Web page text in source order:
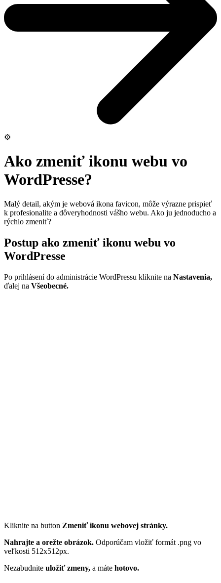
⚙️
Ako zmeniť ikonu webu vo
WordPresse?
Malý detail, akým je webová ikona favicon, môže výrazne prispieť
k profesionalite a dôveryhodnosti vášho webu. Ako ju jednoducho a
rýchlo zmeniť?
Postup ako zmeniť ikonu webu vo
WordPresse
Po prihlásení do administrácie WordPressu kliknite na Nastavenia,
ďalej na Všeobecné.
Kliknite na button Zmeniť ikonu webovej stránky.
Nahrajte a orežte obrázok. Odporúčam vložiť formát .png vo
veľkosti 512x512px.
Nezabudnite uložiť zmeny, a máte hotovo.